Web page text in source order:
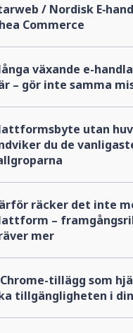
/ Nordisk
Commerce
växande e-
– gör inte samma
utan
du de
räcker det inte
–
mer
tillägg som
tillgängligheten i